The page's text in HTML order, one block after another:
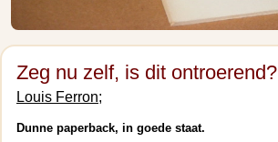
Zeg nu zelf, is dit ontroerend?
Louis Ferron;
Dunne paperback, in goede staat.